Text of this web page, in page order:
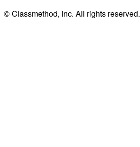
© Classmethod, Inc. All rights reserved.